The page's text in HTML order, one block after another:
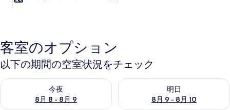
客室のオプション
以下の期間の空室状況をチェック
今夜
8月 8 - 8月 9
今夜 8月 8 - 8月 9 の空室状況をチェック
明日
8月 9 - 8月 10
明日 8月 9 - 8月 10 の空室状